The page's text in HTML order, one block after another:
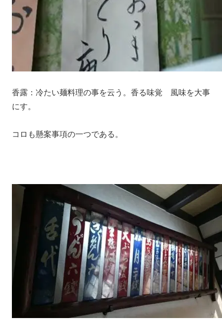
香露：冷たい麺料理の事を云う。香る味覚 風味を大事
にす。
コロも懸案事項の一つである。